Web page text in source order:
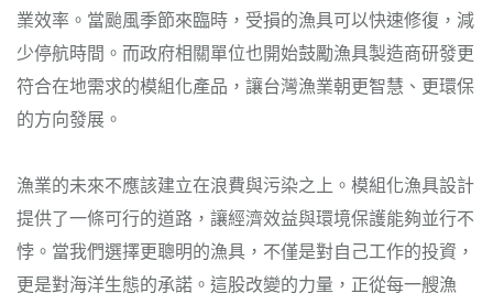
業效率。當颱風季節來臨時，受損的漁具可以快速修復，減
少停航時間。而政府相關單位也開始鼓勵漁具製造商研發更
符合在地需求的模組化產品，讓台灣漁業朝更智慧、更環保
的方向發展。
漁業的未來不應該建立在浪費與污染之上。模組化漁具設計
提供了一條可行的道路，讓經濟效益與環境保護能夠並行不
悖。當我們選擇更聰明的漁具，不僅是對自己工作的投資，
更是對海洋生態的承諾。這股改變的力量，正從每一艘漁